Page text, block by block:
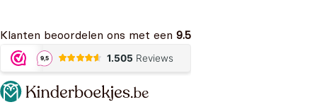
Klanten beoordelen ons met een 9.5